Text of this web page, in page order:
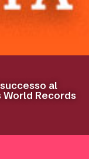
al
World Records